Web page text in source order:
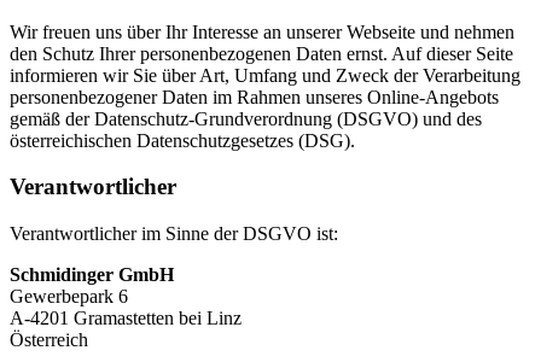
Wir freuen uns über Ihr Interesse an unserer Webseite und nehmen
den Schutz Ihrer personenbezogenen Daten ernst. Auf dieser Seite
informieren wir Sie über Art, Umfang und Zweck der Verarbeitung
personenbezogener Daten im Rahmen unseres Online-Angebots
gemäß der Datenschutz-Grundverordnung (DSGVO) und des
österreichischen Datenschutzgesetzes (DSG).
Verantwortlicher
Verantwortlicher im Sinne der DSGVO ist:
Schmidinger GmbH
Gewerbepark 6
A-4201 Gramastetten bei Linz
Österreich